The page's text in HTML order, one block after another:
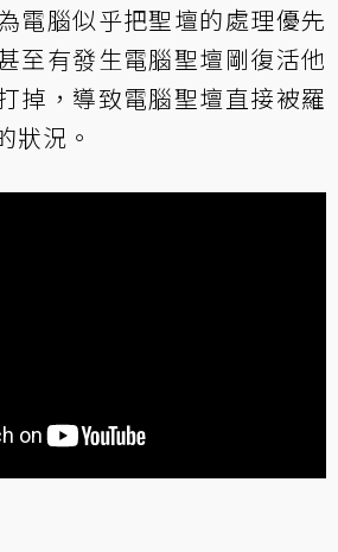
電腦似乎把聖壇的處理優先
至有發生電腦聖壇剛復活他
掉，導致電腦聖壇直接被羅
狀況。